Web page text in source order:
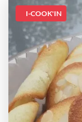
I-COOK'IN